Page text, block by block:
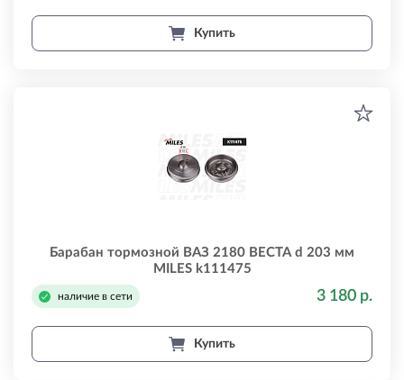
Купить
Барабан тормозной ВАЗ 2180 ВЕСТА d 203 мм
MILES k111475
наличие в сети 3 180 р.
Купить